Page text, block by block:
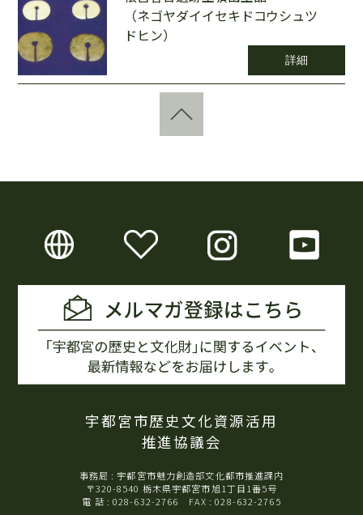
（ネゴヤダイイセキドコウシュツ
ドヒン）
詳細
宇都宮市歴史文化資源活用
推進協議会
事務局 : 宇都宮市魅力創造部文化都市推進課内
〒320-8540 栃木県宇都宮市旭1丁目1番5号
電 話 : 028-632-2766 FAX : 028-632-2765